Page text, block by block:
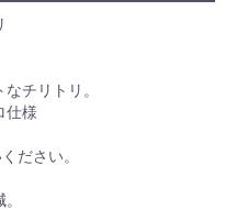
チリトリ。
仕様
ださい。